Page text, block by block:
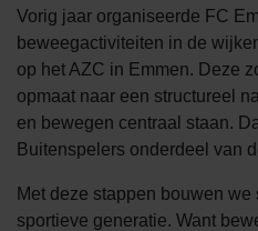
Vorig jaar organiseerde FC
beweegactiviteiten in de
op het AZC in Emmen. Deze
opmaat naar een structureel
en bewegen centraal staan.
Buitenspelers onderdeel van
Met deze stappen bouwen
sportieve generatie. Want